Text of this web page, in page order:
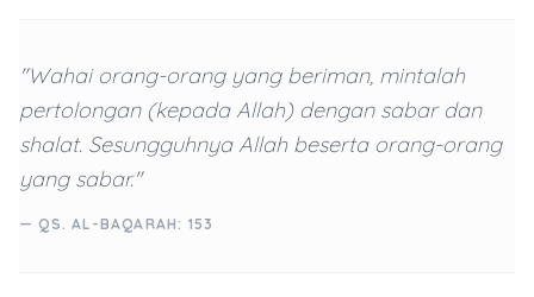
"Wahai orang-orang yang beriman, mintalah
pertolongan (kepada Allah) dengan sabar dan
shalat. Sesungguhnya Allah beserta orang-orang
yang sabar."
— QS. AL-BAQARAH: 153